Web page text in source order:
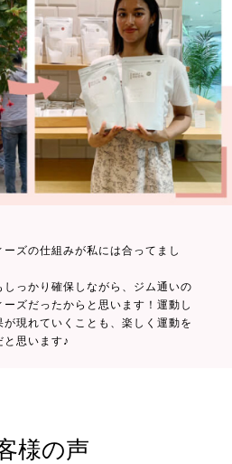
ズの仕組みが私には合ってまし
っかり確保しながら、ジム通いの
ズだったからと思います！運動し
現れていくことも、楽しく運動を
と思います♪
様の声